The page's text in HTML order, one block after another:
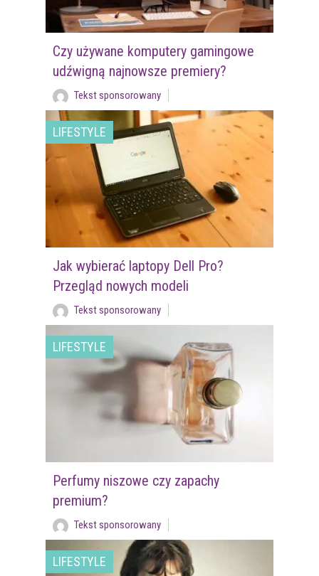
Czy używane komputery gamingowe
udźwigną najnowsze premiery?
Tekst sponsorowany
LIFESTYLE
Jak wybierać laptopy Dell Pro?
Przegląd nowych modeli
Tekst sponsorowany
LIFESTYLE
Perfumy niszowe czy zapachy
premium?
Tekst sponsorowany
LIFESTYLE